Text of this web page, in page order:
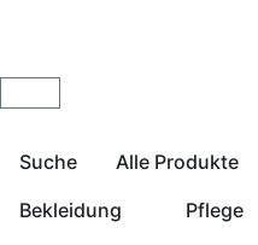
Suche Alle Produkte
Bekleidung
Pflege